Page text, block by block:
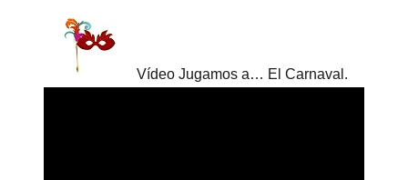
Vídeo Jugamos a… El Carnaval.